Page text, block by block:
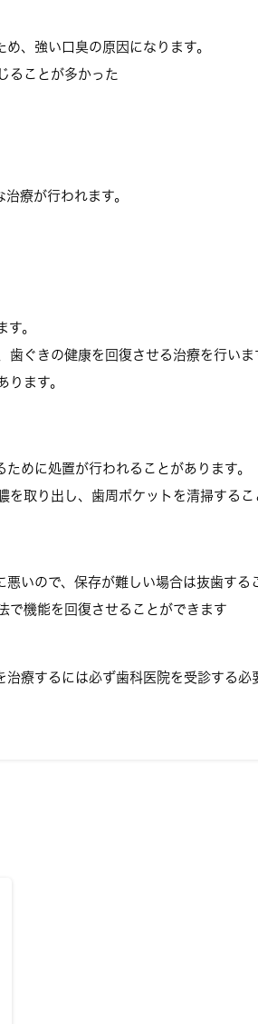
、強い口臭の原因になります。
ることが多かった
療が行われます。
。
ぐきの健康を回復させる治療を行いま
ります。
めに処置が行われることがあります。
取り出し、歯周ポケットを清掃するこ
悪いので、保存が難しい場合は抜歯する
で機能を回復させることができます
療するには必ず歯科医院を受診する必